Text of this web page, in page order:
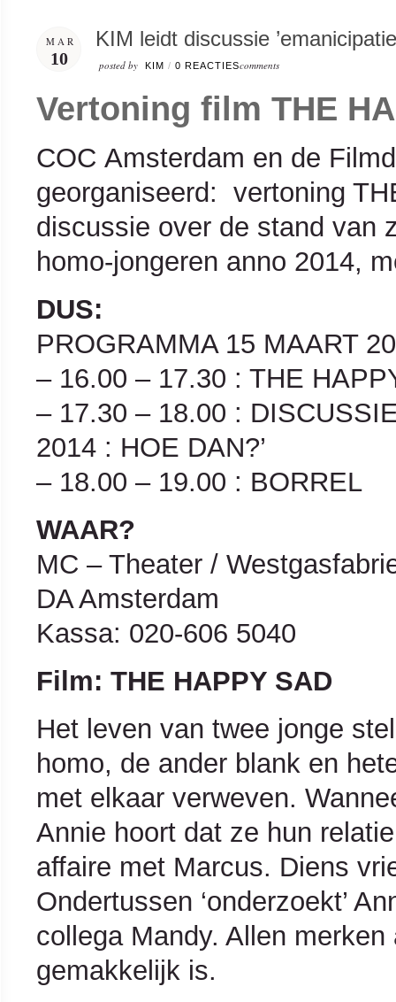
MAR
10
KIM leidt discussie
posted by KIM / 0 REACTIEScomments
Vertoning film THE
COC Amsterdam en de
georganiseerd: vertoning
discussie over de stand van
homo-jongeren anno 2014,
DUS:
PROGRAMMA 15 MAART
– 16.00 – 17.30 : THE
– 17.30 – 18.00 :
2014 : HOE DAN?’
– 18.00 – 19.00 : BORREL
WAAR?
MC – Theater /
DA Amsterdam
Kassa: 020-606 5040
Film: THE HAPPY SAD
Het leven van twee jonge
homo, de ander blank en
met elkaar verweven.
Annie hoort dat ze hun
affaire met Marcus. Diens
Ondertussen ‘onderzoekt’
collega Mandy. Allen
gemakkelijk is.